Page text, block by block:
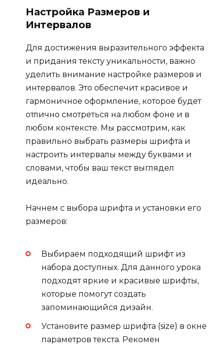
Настройка Размеров и
Интервалов
Для достижения выразительного эффекта
и придания тексту уникальности, важно
уделить внимание настройке размеров и
интервалов. Это обеспечит красивое и
гармоничное оформление, которое будет
отлично смотреться на любом фоне и в
любом контексте. Мы рассмотрим, как
правильно выбрать размеры шрифта и
настроить интервалы между буквами и
словами, чтобы ваш текст выглядел
идеально.
Начнем с выбора шрифта и установки его
размеров:
Выбираем подходящий шрифт из
набора доступных. Для данного урока
подходят яркие и красивые шрифты,
которые помогут создать
запоминающийся дизайн.
Установите размер шрифта (size) в окне
параметров текста. Рекомен